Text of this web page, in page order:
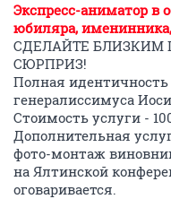
Экспресс-аниматор в
юбиляра,
СДЕЛАЙТЕ
СЮРПРИЗ!
Полная
генералиссимуса
Стоимость услуги -
Дополнительная
фото-монтаж
на Ялтинской
оговаривается.